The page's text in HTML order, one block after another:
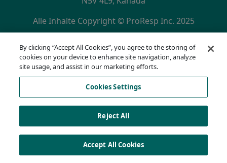
Alle Inhalte Copyright © ProResp Inc. 2025
SECONDARY MENU
Datenschutzrichtlinie
Compliance Hotline
Nutzungsbedingungen
AODA
Cookies Settings
By clicking “Accept All Cookies”, you agree to the storing of
cookies on your device to enhance site navigation, analyze
site usage, and assist in our marketing efforts.
Cookies Settings
Reject All
Accept All Cookies